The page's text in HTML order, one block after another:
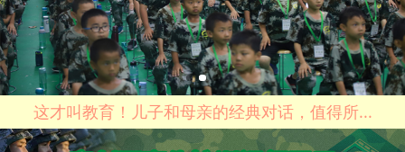
这才叫教育！儿子和母亲的经典对话，值得所...